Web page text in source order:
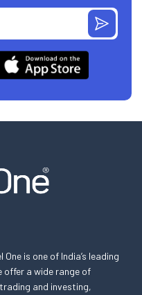
is one of India’s leading
offer a wide range of
and investing,